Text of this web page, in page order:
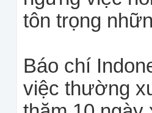
tôn trọng
Báo chí
việc thường